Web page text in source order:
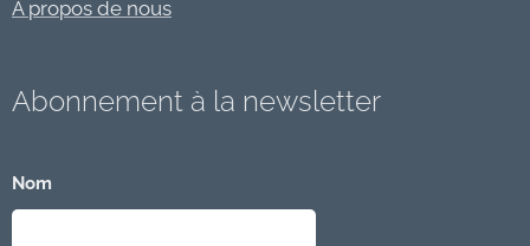
À propos de nous
Abonnement à la newsletter
Nom